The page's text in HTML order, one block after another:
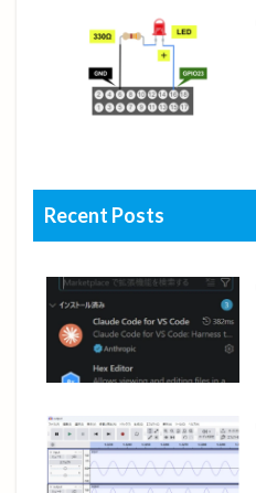
Recent Posts